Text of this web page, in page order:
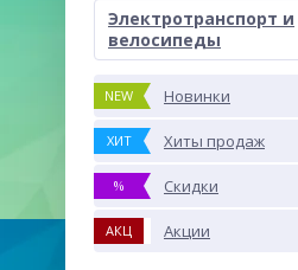
Электротранспорт и
велосипеды
NEW Новинки
ХИТ Хиты продаж
% Скидки
АКЦ Акции